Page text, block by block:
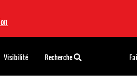
Visibilité Recherche